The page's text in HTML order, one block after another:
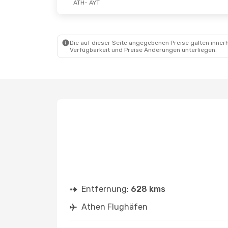
ATH- AYT
Die auf dieser Seite angegebenen Preise galten
Verfügbarkeit und Preise Änderungen unterliegen.
Entfernung: 628 kms
Athen Flughäfen